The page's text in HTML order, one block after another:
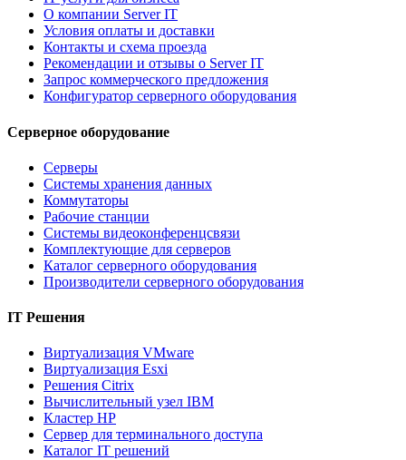
О компании Server IT
Условия оплаты и доставки
Контакты и схема проезда
Рекомендации и отзывы о Server IT
Запрос коммерческого предложения
Конфигуратор серверного оборудования
Серверное оборудование
Серверы
Системы хранения данных
Коммутаторы
Рабочие станции
Системы видеоконференцсвязи
Комплектующие для серверов
Каталог серверного оборудования
Производители серверного оборудования
IT Решения
Виртуализация VMware
Виртуализация Esxi
Решения Citrix
Вычислительный узел IBM
Кластер HP
Сервер для терминального доступа
Каталог IT решений